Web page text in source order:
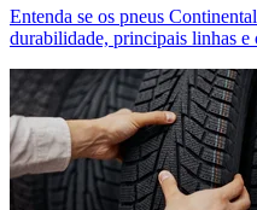
Entenda se os pneus
durabilidade, principais linhas